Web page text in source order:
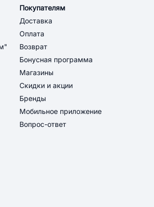
Покупателям
Доставка
Оплата
Возврат
Бонусная программа
Магазины
Скидки и акции
Бренды
Мобильное приложение
Вопрос-ответ